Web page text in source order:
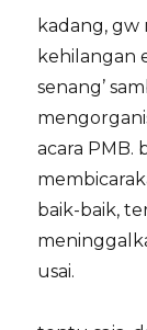
kadang, gw
kehilangan
senang’
acara PMB.
baik-baik,
usai.